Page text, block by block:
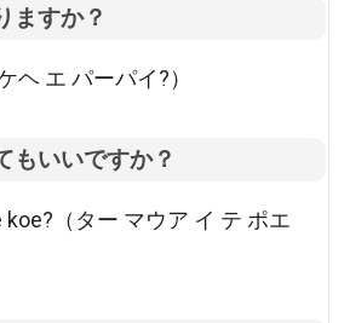
ますか？
ヘ エ パーパイ?）
もいいですか？
koe?（ター マウア イ テ ポエ